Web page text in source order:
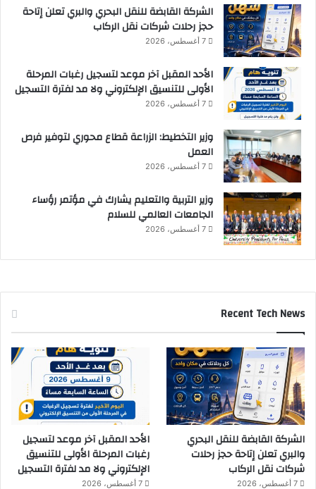
الشركة القابضة للنقل البحري والبري تعلن إتاحة
حجز رحلات شركات نقل الركاب
7 أغسطس، 2026
الأحد المقبل آخر موعد لتسجيل رغبات المرحلة
الأولى للتنسيق الإلكتروني ولا مد لفترة التسجيل
7 أغسطس، 2026
وزير التخطيط: الزراعة قطاع محوري لتوفير فرص
العمل
7 أغسطس، 2026
وزير التربية والتعليم يشارك في مؤتمر رؤساء
الجامعات العالمي للسلام
7 أغسطس، 2026
Recent Tech News
الشركة القابضة للنقل البحري
والبري تعلن إتاحة حجز رحلات
شركات نقل الركاب
7 أغسطس، 2026
الأحد المقبل آخر موعد لتسجيل
رغبات المرحلة الأولى للتنسيق
الإلكتروني ولا مد لفترة التسجيل
7 أغسطس، 2026